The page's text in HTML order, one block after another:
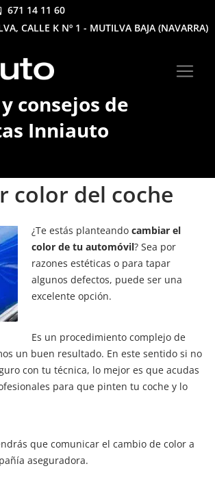
671 14 11 60
CALLE K Nº 1 - MUTILVA BAJA (NAVARRA)
consejos de
Inniauto
color del coche
¿Te estás planteando cambiar el
color de tu automóvil? Sea por
razones estéticas o para tapar
algunos defectos, puede ser una
excelente opción.
Es un procedimiento complejo de
un buen resultado. En este sentido si no
con tu técnica, lo mejor es que acudas
para que pinten tu coche y lo
que comunicar el cambio de color a
aseguradora.